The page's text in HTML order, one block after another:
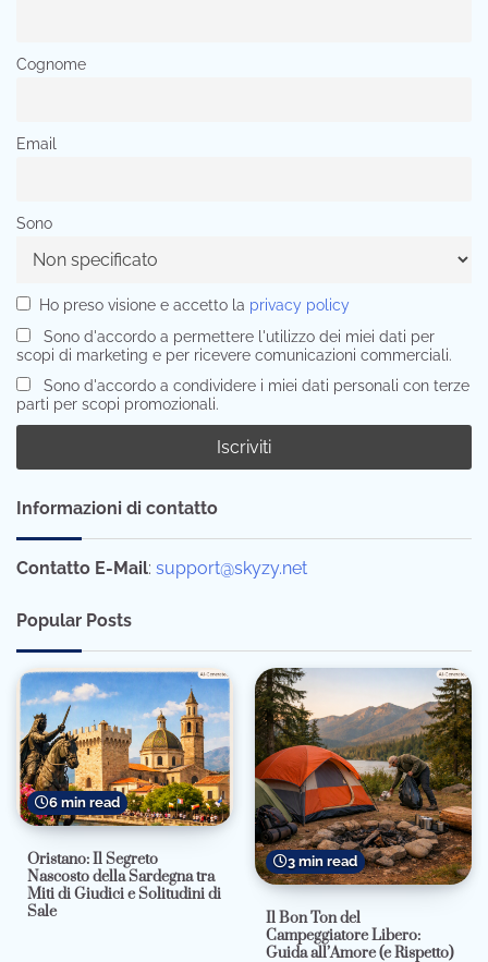
Cognome
Email
Sono
Ho preso visione e accetto la privacy policy
Sono d'accordo a permettere l'utilizzo dei miei dati per
scopi di marketing e per ricevere comunicazioni commerciali.
Sono d'accordo a condividere i miei dati personali con terze
parti per scopi promozionali.
Informazioni di contatto
Contatto E-Mail: support@skyzy.net
Popular Posts
6 min read
Oristano: Il Segreto
Nascosto della Sardegna tra
Miti di Giudici e Solitudini di
Sale
3 min read
Il Bon Ton del
Campeggiatore Libero:
Guida all’Amore (e Rispetto)